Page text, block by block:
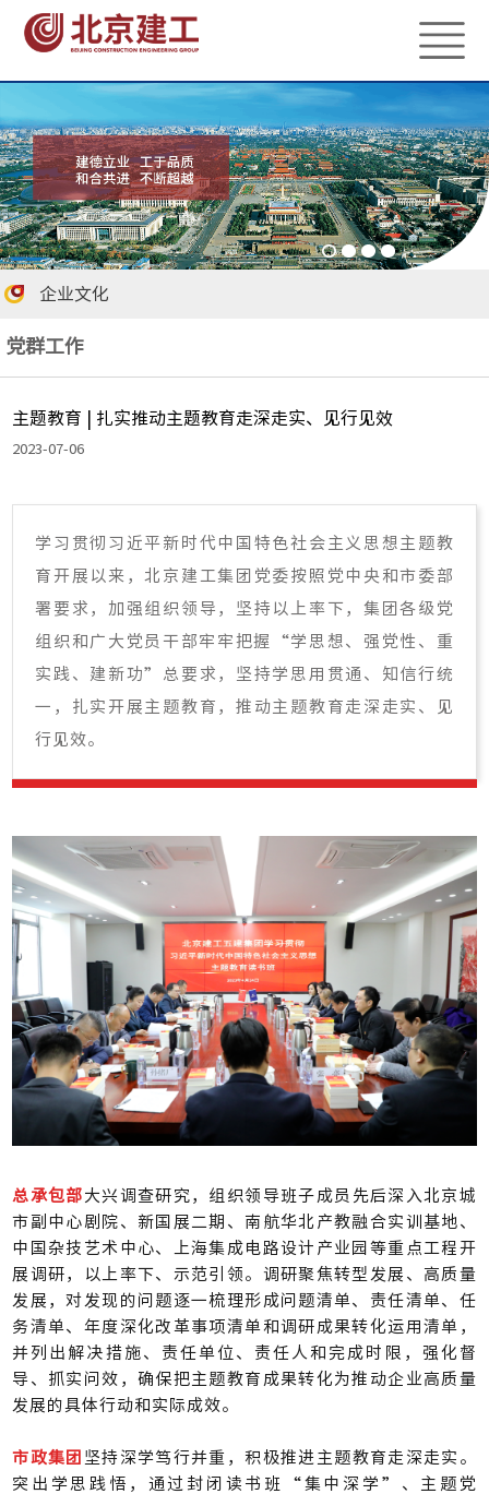
企业文化
党群工作
主题教育 | 扎实推动主题教育走深走实、见行见效
2023-07-06
学习贯彻习近平新时代中国特色社会主义思想主题教
育开展以来，北京建工集团党委按照党中央和市委部
署要求，加强组织领导，坚持以上率下，集团各级党
组织和广大党员干部牢牢把握“学思想、强党性、重
实践、建新功”总要求，坚持学思用贯通、知信行统
一，扎实开展主题教育，推动主题教育走深走实、见
行见效。
总承包部 大兴调查研究，组织领导班子成员先后深入北京城
市副中心剧院、新国展二期、南航华北产教融合实训基地、
中国杂技艺术中心、上海集成电路设计产业园等重点工程开
展调研，以上率下、示范引领。调研聚焦转型发展、高质量
发展，对发现的问题逐一梳理形成问题清单、责任清单、任
务清单、年度深化改革事项清单和调研成果转化运用清单，
并列出解决措施、责任单位、责任人和完成时限，强化督
导、抓实问效，确保把主题教育成果转化为推动企业高质量
发展的具体行动和实际成效。
市政集团 坚持深学笃行并重，积极推进主题教育走深走实。
突出学思践悟，通过封闭读书班“集中深学”、主题党